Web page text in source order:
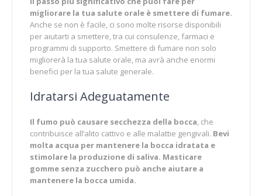
migliorare la tua salute orale è smettere di fumare.
Anche se non è facile, ci sono molte risorse disponibili
per aiutarti a smettere, tra cui consulenze, farmaci e
programmi di supporto. Smettere di fumare non solo
migliorerà la tua salute orale, ma avrà anche enormi
benefici per la tua salute generale.
Idratarsi Adeguatamente
Il fumo può causare secchezza della bocca, che
contribuisce all’alito cattivo e alle malattie gengivali. Bevi
molta acqua per mantenere la bocca idratata e
stimolare la produzione di saliva. Masticare
gomme senza zucchero può anche aiutare a
mantenere la bocca umida.